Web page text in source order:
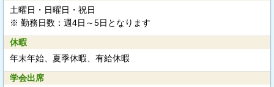
土曜日・日曜日・祝日
※ 勤務日数：週4日～5日となります
休暇
年末年始、夏季休暇、有給休暇
学会出席